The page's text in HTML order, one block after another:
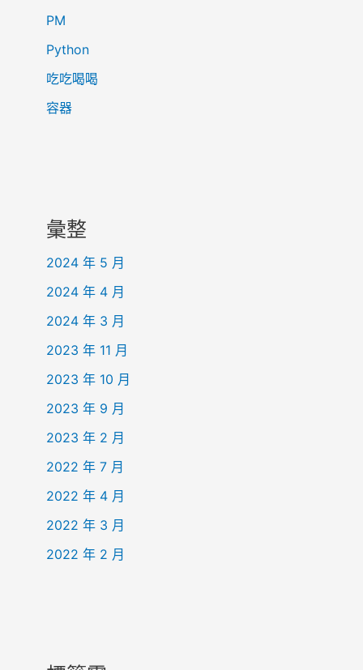
PM
Python
吃吃喝喝
容器
彙整
2024 年 5 月
2024 年 4 月
2024 年 3 月
2023 年 11 月
2023 年 10 月
2023 年 9 月
2023 年 2 月
2022 年 7 月
2022 年 4 月
2022 年 3 月
2022 年 2 月